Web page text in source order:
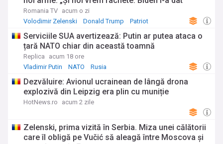
muniție în valoare de 300 de miliarde de dolari”
Romania TV acum o zi
Volodimir Zelenski
Donald Trump Patriot
Serviciile SUA avertizează: Putin ar putea ataca o
țară NATO chiar din această toamnă
Replica
acum 18 ore
Vladimir Putin
NATO Rusia
Dezvăluire: Avionul ucrainean de lângă drona
explozivă din Leipzig era plin cu muniție
HotNews.ro acum 2 zile
Zelenski, prima vizită în Serbia. Miza unei călătorii
care îl obligă pe Vučić să aleagă între Moscova și